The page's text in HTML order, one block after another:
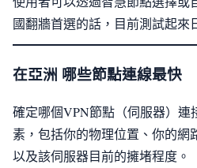
國翻牆首選的話，目前測試起來
在亞洲 哪些節點連線最快
確定哪個VPN節點（伺服器）連
素，包括你的物理位置、你的網
以及該伺服器目前的擁堵程度。